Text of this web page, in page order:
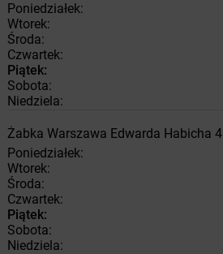
Poniedziałek:
Wtorek:
Środa:
Czwartek:
Piątek:
Sobota:
Niedziela:
Żabka Warszawa Edwarda Habicha 4
Poniedziałek:
Wtorek:
Środa:
Czwartek:
Piątek:
Sobota:
Niedziela: